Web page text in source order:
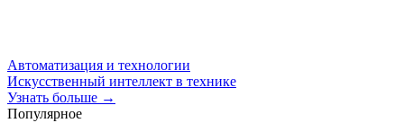
Автоматизация и технологии
Искусственный интеллект в технике
Узнать больше →
Популярное